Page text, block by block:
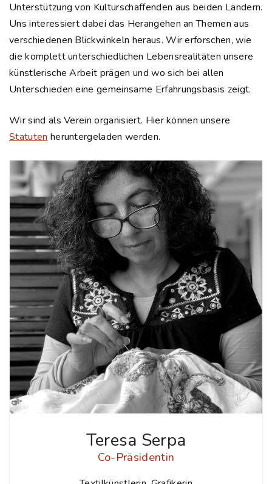
Unterstützung von Kulturschaffenden aus beiden Ländern.
Uns interessiert dabei das Herangehen an Themen aus
verschiedenen Blickwinkeln heraus. Wir erforschen, wie
die komplett unterschiedlichen Lebensrealitäten unsere
künstlerische Arbeit prägen und wo sich bei allen
Unterschieden eine gemeinsame Erfahrungsbasis zeigt.
Wir sind als Verein organisiert. Hier können unsere
Statuten heruntergeladen werden.
Teresa Serpa
Co-Präsidentin